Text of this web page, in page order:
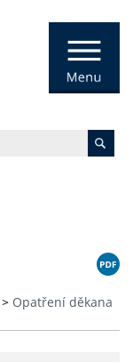
> Opatření děkana